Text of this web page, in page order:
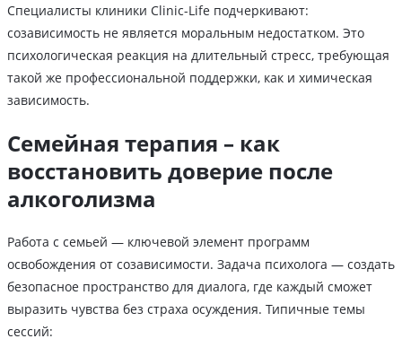
Специалисты клиники Clinic-Life подчеркивают:
созависимость не является моральным недостатком. Это
психологическая реакция на длительный стресс, требующая
такой же профессиональной поддержки, как и химическая
зависимость.
Семейная терапия – как
восстановить доверие после
алкоголизма
Работа с семьей — ключевой элемент программ
освобождения от созависимости. Задача психолога — создать
безопасное пространство для диалога, где каждый сможет
выразить чувства без страха осуждения. Типичные темы
сессий: